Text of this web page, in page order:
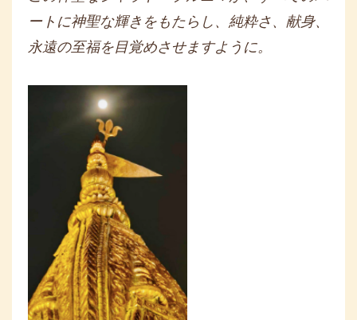
ートに神聖な輝きをもたらし、純粋さ、献身、
永遠の至福を目覚めさせますように。